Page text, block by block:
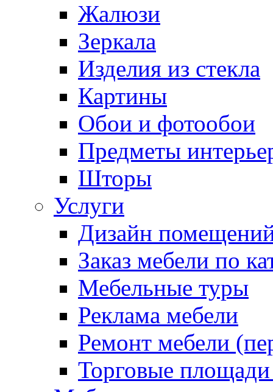
Жалюзи
Зеркала
Изделия из стекла
Картины
Обои и фотообои
Предметы
Шторы
Услуги
Дизайн
Заказ мебели по
Мебельные туры
Реклама мебели
Ремонт мебели
Торговые